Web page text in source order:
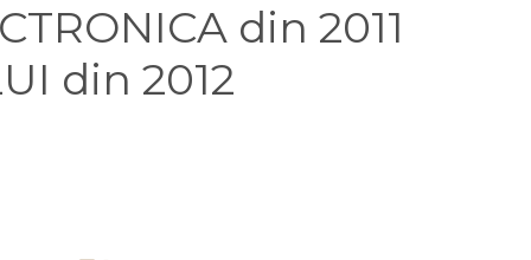
din 2011
din 2012